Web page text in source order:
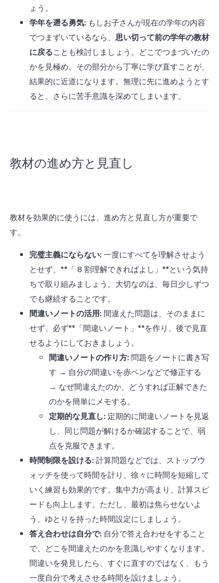
ょう。
学年を遡る勇気: もしお子さんが現在の学年の内容
でつまずいているなら、 思い切って前の学年の教材
に戻る ことも検討しましょう。どこでつまづいたの
かを見極め、その部分から丁寧に学び直すことが、
結果的に近道になります。無理に先に進めようとす
ると、さらに苦手意識を深めてしまいます。
教材の進め方と見直し
教材を効果的に使うには、進め方と見直し方が重要で
す。
完璧主義にならない: 一度にすべてを理解させよう
とせず、**「 8 割理解できればよし」**という気持
ちで取り組みましょう。大切なのは、毎日少しずつ
でも継続することです。
間違いノートの活用: 間違えた問題は、そのままに
せず、必ず**「間違いノート」**を作り、後で見直
せるようにしておきましょう。
間違いノートの作り方: 問題をノートに書き写
す → 自分の間違いを赤ペンなどで修正する
→ なぜ間違えたのか、どうすれば正解できた
のかを簡単にメモする。
定期的な見直し: 定期的に間違いノートを見返
し、同じ問題が解けるか確認することで、弱
点を克服できます。
時間制限を設ける: 計算問題などでは、ストップウ
ォッチを使って時間を計り、徐々に時間を短縮して
いく練習も効果的です。集中力が高まり、計算スピ
ードも向上します。ただし、最初は焦らせないよ
う、ゆとりを持った時間設定にしましょう。
答え合わせは自分で: 自分で答え合わせをすること
で、どこを間違えたのかを意識しやすくなります。
間違いを発見したら、すぐに直すのではなく、もう
一度自分で考えさせる時間を設けましょう。